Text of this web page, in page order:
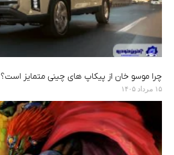
چرا موسو خان از پیکاپ های چینی متمایز است؟
۱۵ مرداد ۱۴۰۵